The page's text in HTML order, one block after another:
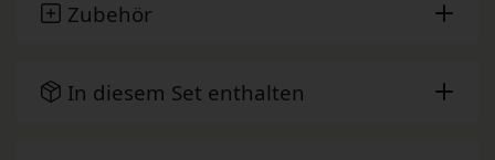
Zubehör
In diesem Set enthalten